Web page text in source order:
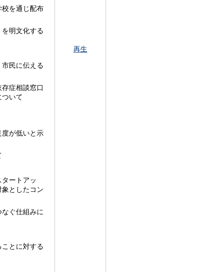
を通じ配布
明文化する
民に伝える
症相談窓口
いて
が低いと示
ートアッ
としたコン
ぐ仕組みに
とに対する
再生